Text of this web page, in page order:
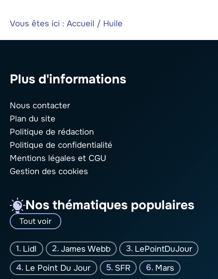
Vous êtes ici : Accueil / Huile
Plus d'informations
Nous contacter
Plan du site
Politique de rédaction
Politique de confidentialité
Mentions légales et CGU
Gestion des cookies
Nos thématiques populaires
Tout voir
Lidl James Webb
LePointDuJour
Le Point Du Jour
SFR Mars